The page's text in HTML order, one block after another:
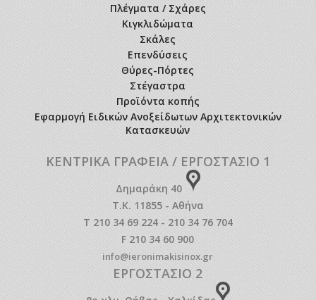
Πλέγματα / Σχάρες
Κιγκλιδώματα
Σκάλες
Επενδύσεις
Θύρες-Πόρτες
Στέγαστρα
Προϊόντα κοπής
Εφαρμογή Ειδικών Ανοξείδωτων Αρχιτεκτονικών
Κατασκευών
ΚΕΝΤΡΙΚΑ ΓΡΑΦΕΙΑ / ΕΡΓΟΣΤΑΣΙΟ 1
Δημαράκη 40
Τ.Κ. 11855 - Αθήνα
T 210 34 69 224 - 210 34 76 704
F 210 34 60 900
info@ieronimakisinox.gr
ΕΡΓΟΣΤΑΣΙΟ 2